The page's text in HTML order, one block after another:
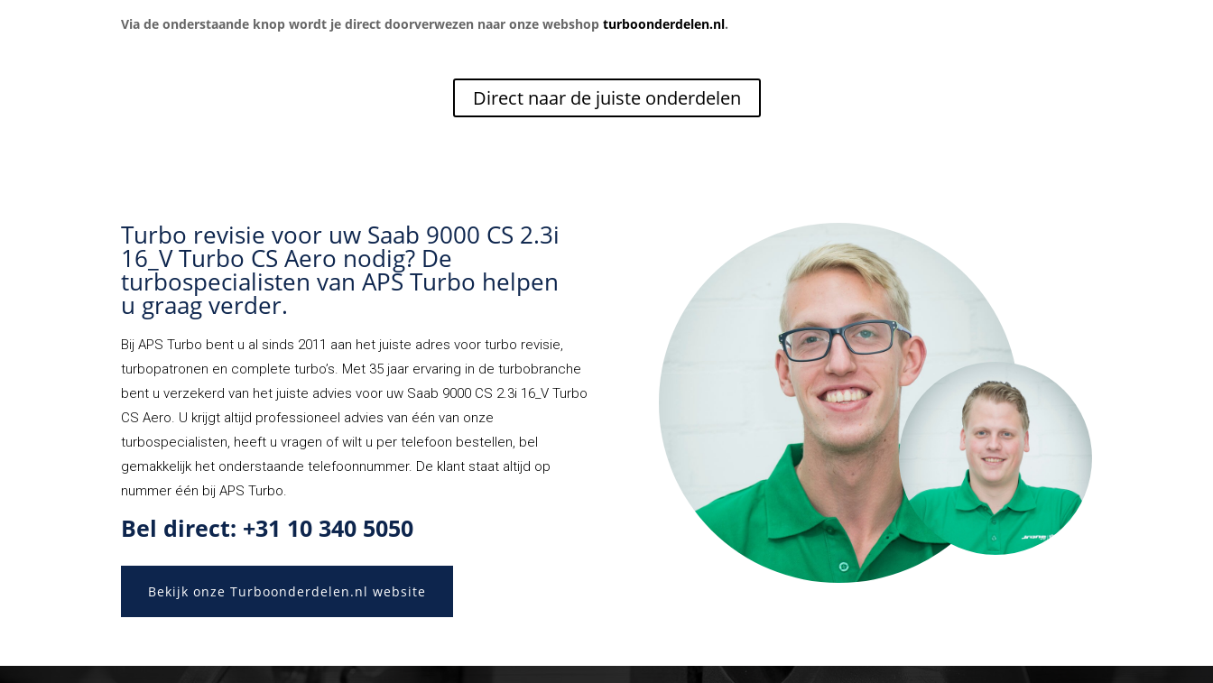
Via de onderstaande knop wordt je direct doorverwezen naar onze webshopturboonderdelen.nl.
Direct naar de juiste onderdelen
Turbo revisie voor uw Saab 9000 CS 2.3i
16_V Turbo CS Aero nodig? De
turbospecialisten van APS Turbo helpen
u graag verder.
BijAPS Turbo bent u al sinds 2011 aan het juiste adres voor turbo revisie,
turbopatronen en complete turbo’s. Met 35 jaar ervaring in de turbobranche
bent u verzekerd van het juiste advies voor uw Saab 9000 CS 2.3i 16_V Turbo
CS Aero. U krijgt altijd professioneel advies van één van onze
turbospecialisten, heeft u vragen of wilt u per telefoon bestellen, bel
gemakkelijk het onderstaande telefoonnummer. De klant staat altijd op
nummer één bij APS Turbo.
Bel direct: +31 10 340 5050
Bekijk onze Turboonderdelen.nl website